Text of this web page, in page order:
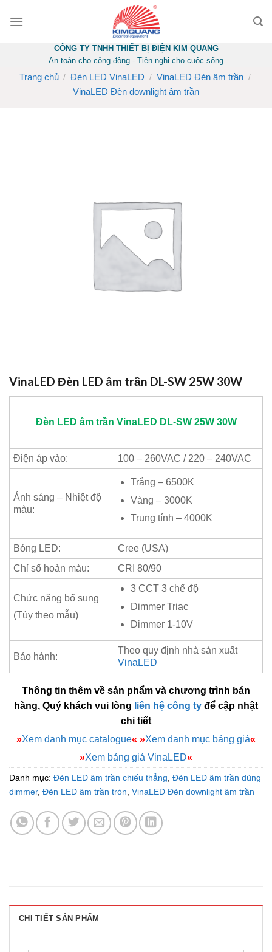
CÔNG TY TNHH THIẾT BỊ ĐIỆN KIM QUANG
An toàn cho cộng đồng - Tiện nghi cho cuộc sống
Trang chủ / Đèn LED VinaLED / VinaLED Đèn âm trần /
VinaLED Đèn downlight âm trần
VinaLED Đèn LED âm trần DL-SW 25W 30W
Đèn LED âm trần VinaLED DL-SW 25W 30W
Điện áp vào: 100 – 260VAC / 220 – 240VAC
Ánh sáng – Nhiệt độ
màu:
Trắng – 6500K
Vàng – 3000K
Trung tính – 4000K
Bóng LED:
Cree (USA)
Chỉ số hoàn màu:
CRI 80/90
Chức năng bổ sung
(Tùy theo mẫu)
3 CCT 3 chế độ
Dimmer Triac
Dimmer 1-10V
Bảo hành:
Theo quy định nhà sản xuất
VinaLED
Thông tin thêm về sản phẩm và chương trình bán
hàng, Quý khách vui lòng liên hệ công ty để cập nhật
chi tiết
»Xem danh mục catalogue« »Xem danh mục bảng giá«
»Xem bảng giá VinaLED«
Danh mục: Đèn LED âm trần chiếu thẳng, Đèn LED âm trần dùng
dimmer, Đèn LED âm trần tròn, VinaLED Đèn downlight âm trần
CHI TIẾT SẢN PHẨM